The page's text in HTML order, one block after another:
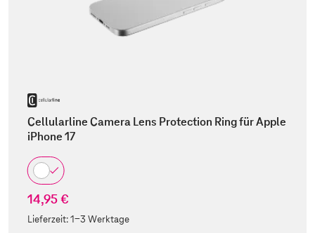
Cellularline Camera Lens Protection Ring für Apple
iPhone 17
14,95 €
Lieferzeit:1-3 Werktage